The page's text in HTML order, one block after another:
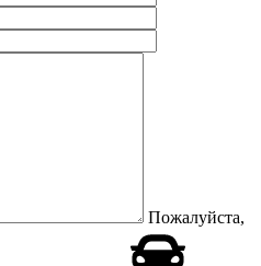
Пожалуйста,